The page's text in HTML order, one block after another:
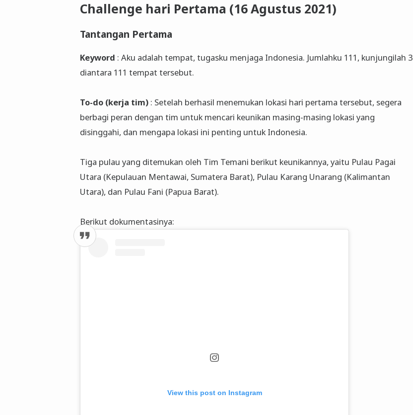
Challenge hari Pertama (16 Agustus 2021)
Tantangan Pertama
Keyword : Aku adalah tempat, tugasku menjaga Indonesia. Jumlahku 111, kunjungilah 3
diantara 111 tempat tersebut.
To-do (kerja tim) : Setelah berhasil menemukan lokasi hari pertama tersebut, segera
berbagi peran dengan tim untuk mencari keunikan masing-masing lokasi yang
disinggahi, dan mengapa lokasi ini penting untuk Indonesia.
Tiga pulau yang ditemukan oleh Tim Temani berikut keunikannya, yaitu Pulau Pagai
Utara (Kepulauan Mentawai, Sumatera Barat), Pulau Karang Unarang (Kalimantan
Utara), dan Pulau Fani (Papua Barat).
Berikut dokumentasinya:
View this post on Instagram